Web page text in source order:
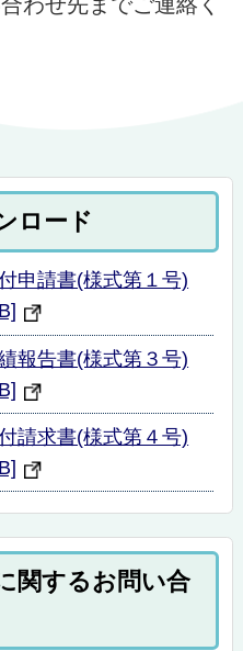
ロード
申請書(様式第１号)
報告書(様式第３号)
請求書(様式第４号)
関するお問い合